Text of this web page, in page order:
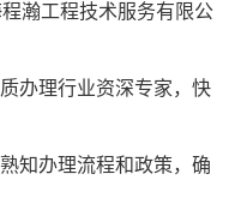
瀚工程技术服务有限公
办理行业资深专家，快
知办理流程和政策，确